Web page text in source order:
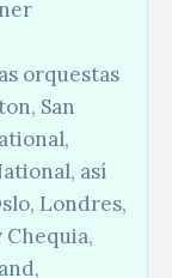
orquestas
San
así
Londres,
Chequia,